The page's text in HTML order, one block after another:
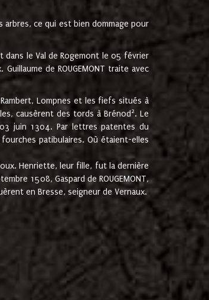
ce qui est bien dommage pour
dans le Val de Rogemont le 05 février
de ROUGEMONT traite avec
Lompnes et les fiefs situés à
causèrent des tords à Brénod 2. Le
03 juin 1304. Par lettres patentes du
patibulaires. Où étaient-elles
Henriette, leur fille, fut la dernière
1508, Gaspard de ROUGEMONT,
en Bresse, seigneur de Vernaux.